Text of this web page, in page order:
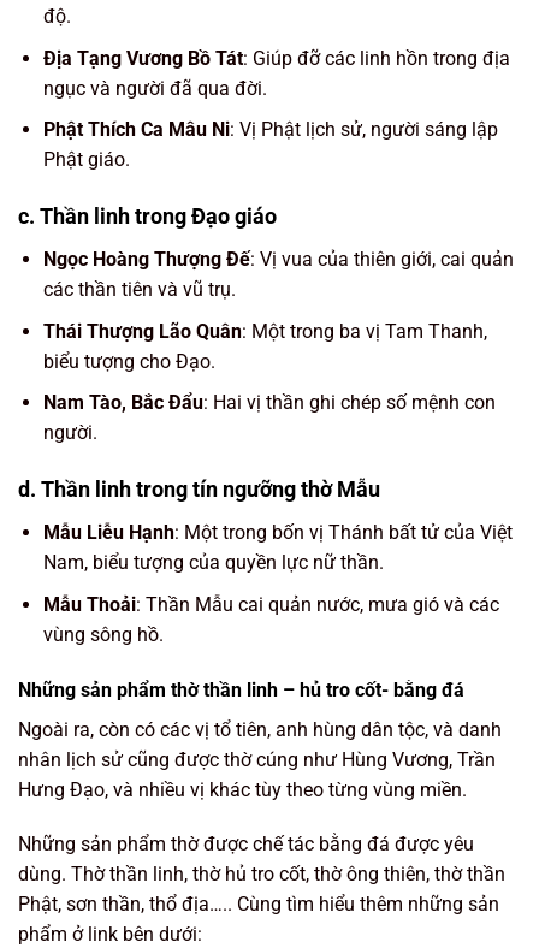
độ.
Địa Tạng Vương Bồ Tát: Giúp đỡ các linh hồn trong địa
ngục và người đã qua đời.
Phật Thích Ca Mâu Ni: Vị Phật lịch sử, người sáng lập
Phật giáo.
c. Thần linh trong Đạo giáo
Ngọc Hoàng Thượng Đế: Vị vua của thiên giới, cai quản
các thần tiên và vũ trụ.
Thái Thượng Lão Quân: Một trong ba vị Tam Thanh,
biểu tượng cho Đạo.
Nam Tào, Bắc Đẩu: Hai vị thần ghi chép số mệnh con
người.
d. Thần linh trong tín ngưỡng thờ Mẫu
Mẫu Liễu Hạnh: Một trong bốn vị Thánh bất tử của Việt
Nam, biểu tượng của quyền lực nữ thần.
Mẫu Thoải: Thần Mẫu cai quản nước, mưa gió và các
vùng sông hồ.
Những sản phẩm thờ thần linh – hủ tro cốt- bằng đá
Ngoài ra, còn có các vị tổ tiên, anh hùng dân tộc, và danh
nhân lịch sử cũng được thờ cúng như Hùng Vương, Trần
Hưng Đạo, và nhiều vị khác tùy theo từng vùng miền.
Những sản phẩm thờ được chế tác bằng đá được yêu
dùng. Thờ thần linh, thờ hủ tro cốt, thờ ông thiên, thờ thần
Phật, sơn thần, thổ địa….. Cùng tìm hiểu thêm những sản
phẩm ở link bên dưới: